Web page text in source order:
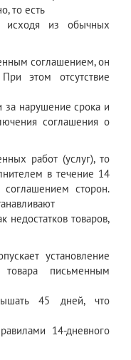
то есть
исходя из обычных
соглашением, он
этом отсутствие
за нарушение срока и
соглашения о
работ (услуг), то
в течение 14
сторон.
недостатков товаров,
установление
товара письменным
45 дней, что
14-дневного